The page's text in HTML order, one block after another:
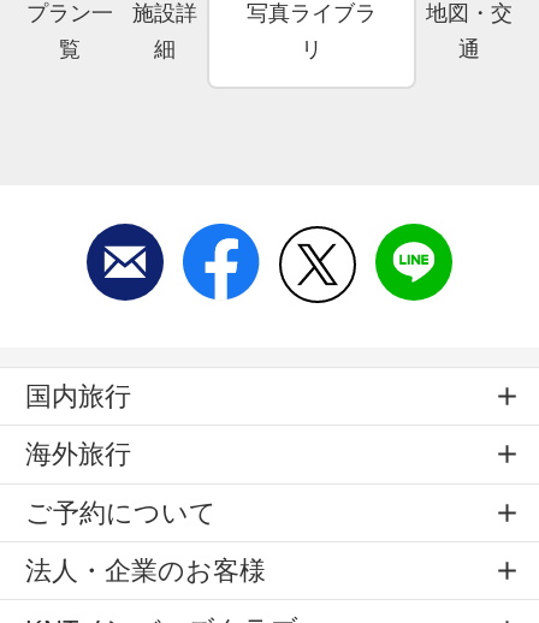
プラン一
覧
施設詳
細
写真ライブラ
リ
地図・交
通
国内旅行
海外旅行
ご予約について
法人・企業のお客様